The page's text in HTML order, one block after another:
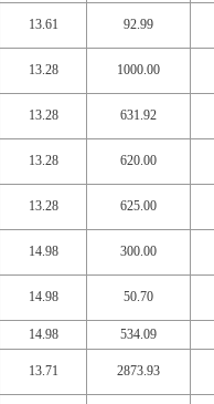
13.61 92.99
13.28 1000.00
13.28 631.92
13.28 620.00
13.28 625.00
14.98 300.00
14.98 50.70
14.98 534.09
13.71 2873.93